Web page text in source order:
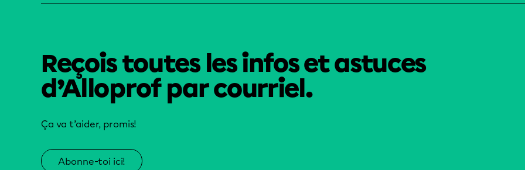
Reçois toutes les infos et astuces
d’Alloprof par courriel.
Ça va t’aider, promis!
Abonne-toi ici!